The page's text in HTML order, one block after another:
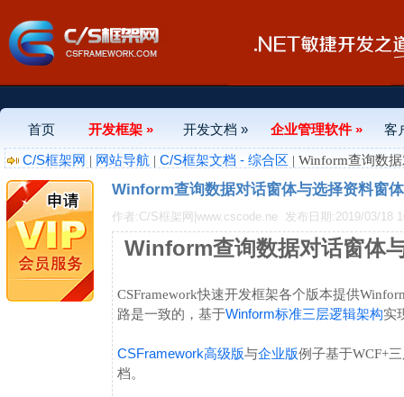
首页 开发框架 » 开发文档 » 企业管理软件 »
客
C/S框架网 | 网站导航 | C/S框架文档 - 综合区 | Winform查询数
Winform查询数据对话窗体与选择资料窗
作者:C/S框架网|www.cscode.ne 发布日期:2019/03/18
Winform查询数据对话窗体
CSFramework快速开发框架各个版本提供
路是一致的，基于Winform标准三层逻辑架构实
CSFramework高级版与企业版例子基于WCF+
档。